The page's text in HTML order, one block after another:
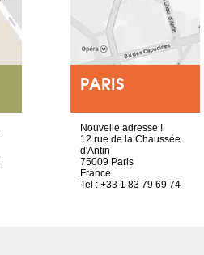
PARIS
Nouvelle adresse !
12 rue de la Chaussée
d'Antin
75009 Paris
France
Tel : +33 1 83 79 69 74